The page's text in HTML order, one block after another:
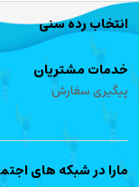
انتخاب رده سنی
خدمات مشتریان
پیگیری سفارش
مارا در شبکه های